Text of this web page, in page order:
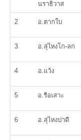
นราธิวาส
2 อ.ตากใบ
3 อ.สุไหงโก-ลก
4 อ.แว้ง
5 อ.รือเสาะ
6 อ.สุไหงปาดี